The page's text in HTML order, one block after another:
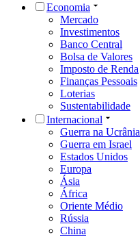
Economia
Mercado
Investimentos
Banco Central
Bolsa de Valores
Imposto de Renda
Finanças Pessoais
Loterias
Sustentabilidade
Internacional
Guerra na Ucrânia
Guerra em Israel
Estados Unidos
Europa
Ásia
África
Oriente Médio
Rússia
China